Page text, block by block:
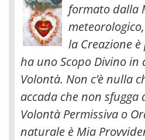
formato dalla
la Creazione
ha uno Scopo Divino in
Volontà. Non c’è nulla
accada che non sfugga
Volontà Permissiva o
naturale è Mia